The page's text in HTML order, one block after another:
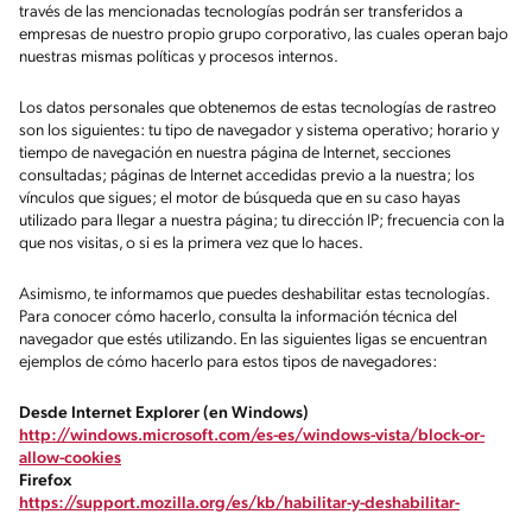
través de las mencionadas tecnologías podrán ser transferidos a
empresas de nuestro propio grupo corporativo, las cuales operan bajo
nuestras mismas políticas y procesos internos.
Los datos personales que obtenemos de estas tecnologías de rastreo
son los siguientes: tu tipo de navegador y sistema operativo; horario y
tiempo de navegación en nuestra página de Internet, secciones
consultadas; páginas de Internet accedidas previo a la nuestra; los
vínculos que sigues; el motor de búsqueda que en su caso hayas
utilizado para llegar a nuestra página; tu dirección IP; frecuencia con la
que nos visitas, o si es la primera vez que lo haces.
Asimismo, te informamos que puedes deshabilitar estas tecnologías.
Para conocer cómo hacerlo, consulta la información técnica del
navegador que estés utilizando. En las siguientes ligas se encuentran
ejemplos de cómo hacerlo para estos tipos de navegadores:
Desde Internet Explorer (en Windows)
http://windows.microsoft.com/es-es/windows-vista/block-or-
allow-cookies
Firefox
https://support.mozilla.org/es/kb/habilitar-y-deshabilitar-